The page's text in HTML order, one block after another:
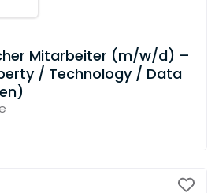
Mitarbeiter (m/w/d) –
/ Technology / Data